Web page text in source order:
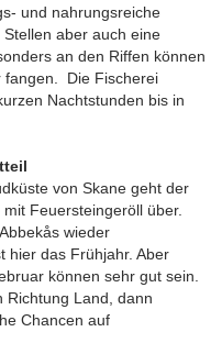
und nahrungsreiche
aber auch eine
an den Riffen können
fangen. Die Fischerei
Nachtstunden bis in
von Skane geht der
Feuersteingeröll über.
wieder
hier das Frühjahr. Aber
können sehr gut sein.
Richtung Land, dann
Chancen auf